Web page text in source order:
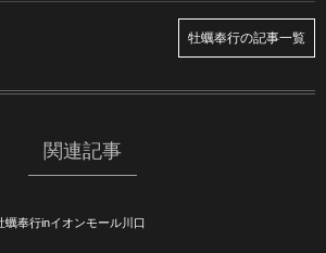
牡蠣奉行の記事一覧
関連記事
蠣奉行inイオンモール川口